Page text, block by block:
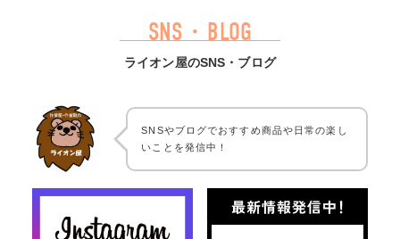
SNS・BLOG
ライオン屋のSNS・ブログ
SNSやブログでおすすめ商品や日常の楽し
いことを発信中！